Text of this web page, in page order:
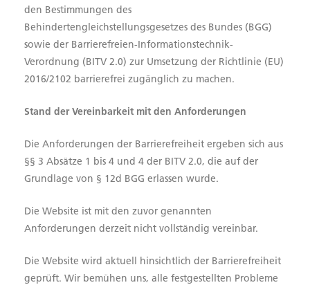
den Bestimmungen des
Behindertengleichstellungsgesetzes des Bundes (BGG)
sowie der Barrierefreien-Informationstechnik-
Verordnung (BITV 2.0) zur Umsetzung der Richtlinie (EU)
2016/2102 barrierefrei zugänglich zu machen.
Stand der Vereinbarkeit mit den Anforderungen
Die Anforderungen der Barrierefreiheit ergeben sich aus
§§ 3 Absätze 1 bis 4 und 4 der BITV 2.0, die auf der
Grundlage von § 12d BGG erlassen wurde.
Die Website ist mit den zuvor genannten
Anforderungen derzeit nicht vollständig vereinbar.
Die Website wird aktuell hinsichtlich der Barrierefreiheit
geprüft. Wir bemühen uns, alle festgestellten Probleme